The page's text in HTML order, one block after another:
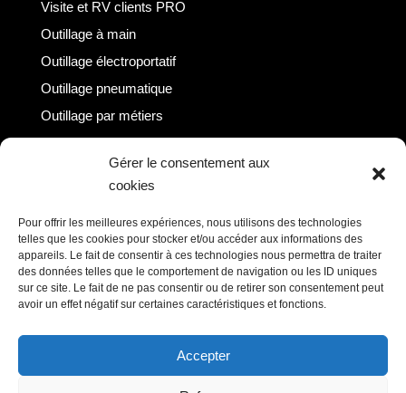
Gérer le consentement aux
cookies
Pour offrir les meilleures expériences, nous utilisons des technologies
telles que les cookies pour stocker et/ou accéder aux informations des
appareils. Le fait de consentir à ces technologies nous permettra de traiter
des données telles que le comportement de navigation ou les ID uniques
sur ce site. Le fait de ne pas consentir ou de retirer son consentement peut
avoir un effet négatif sur certaines caractéristiques et fonctions.
Accepter
Visite et RV clients PRO
Outillage à main
Outillage électroportatif
Outillage pneumatique
Outillage par métiers
Outillage / Equipement atelier
Mentions légales
Politique de confidentialité
Conditions générales de vente